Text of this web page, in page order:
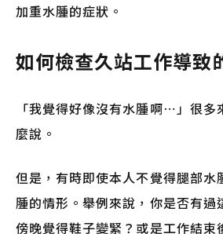
加重水腫的症狀。
如何檢查久站工作導致
「我覺得好像沒有水腫啊⋯」很多
麼說。
但是，有時即使本人不覺得腿部水
腫的情形。舉例來說，你是否有過
傍晚覺得鞋子變緊？或是工作結束